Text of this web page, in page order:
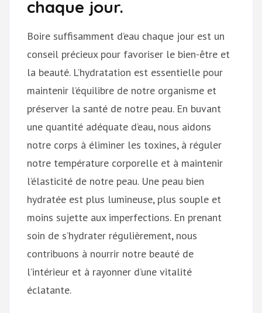
chaque jour.
Boire suffisamment d’eau chaque jour est un
conseil précieux pour favoriser le bien-être et
la beauté. L’hydratation est essentielle pour
maintenir l’équilibre de notre organisme et
préserver la santé de notre peau. En buvant
une quantité adéquate d’eau, nous aidons
notre corps à éliminer les toxines, à réguler
notre température corporelle et à maintenir
l’élasticité de notre peau. Une peau bien
hydratée est plus lumineuse, plus souple et
moins sujette aux imperfections. En prenant
soin de s’hydrater régulièrement, nous
contribuons à nourrir notre beauté de
l’intérieur et à rayonner d’une vitalité
éclatante.